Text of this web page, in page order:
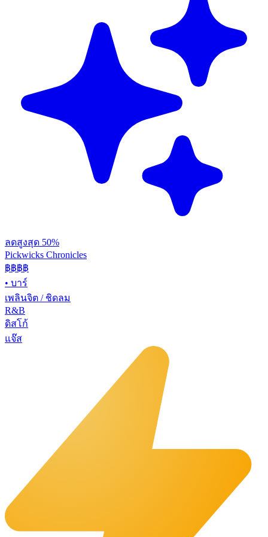
ลดสูงสุด 50%
Pickwicks Chronicles
฿฿฿฿
• บาร์
เพลินจิต / ชิดลม
R&B
ดิสโก้
แจ๊ส